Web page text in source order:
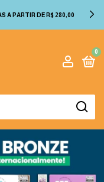
A PARTIR DE R$ 280,00
0